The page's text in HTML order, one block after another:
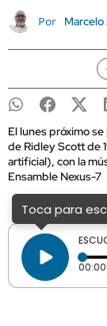
Por Marcelo
El lunes próximo
de Ridley Scott de
artificial), con la
Ensamble Nexus-7
Toca para
00:00